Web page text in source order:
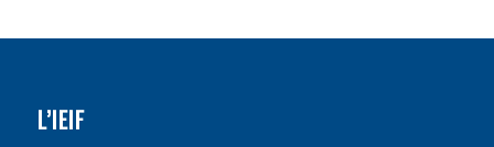
L’IEIF